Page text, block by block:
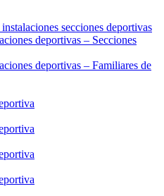
secciones deportivas
deportivas – Secciones
deportivas – Familiares de